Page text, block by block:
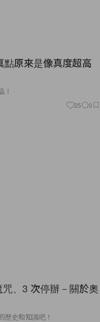
原來是像真度超高
！
25 0
、3 次停辦－關於奧
史和知識吧！